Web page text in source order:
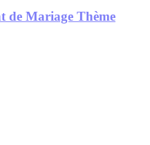
de Mariage Thème